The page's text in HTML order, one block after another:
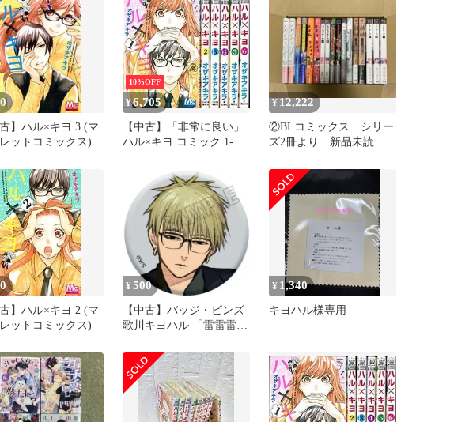
ック）
古】ハル×キヨ 3 (マ
ットコミックス)
10%OFF
¥6,705
【中古】「非常に良い」
ハル×キヨ コミック 1-9
コミックス)
¥12,222
②BLコミックス シリー
ズ2冊より 新品未読
古】ハル×キヨ 2 (マ
ットコミックス)
¥ 500
【中古】バッジ・ビンズ
歌川キヨハル 「雷雷雷
¥ 1,340
キヨハル様専用